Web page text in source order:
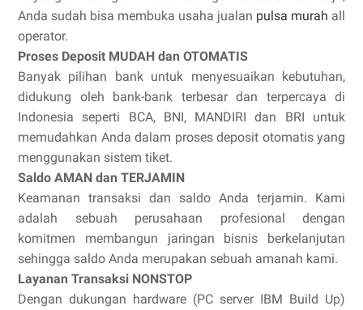
Anda sudah bisa membuka usaha jualan pulsa murah all
operator.
Proses Deposit MUDAH dan OTOMATIS
Banyak pilihan bank untuk menyesuaikan kebutuhan,
didukung oleh bank-bank terbesar dan terpercaya di
Indonesia seperti BCA, BNI, MANDIRI dan BRI untuk
memudahkan Anda dalam proses deposit otomatis yang
menggunakan sistem tiket.
Saldo AMAN dan TERJAMIN
Keamanan transaksi dan saldo Anda terjamin. Kami
adalah sebuah perusahaan profesional dengan
komitmen membangun jaringan bisnis berkelanjutan
sehingga saldo Anda merupakan sebuah amanah kami.
Layanan Transaksi NONSTOP
Dengan dukungan hardware (PC server IBM Build Up)